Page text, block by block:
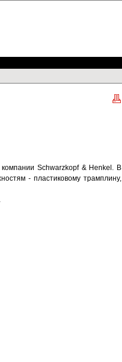
Schwarzkopf & Henkel. В
- пластиковому трамплину,